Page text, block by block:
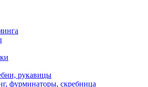
рукавицы
фурминаторы, скребница